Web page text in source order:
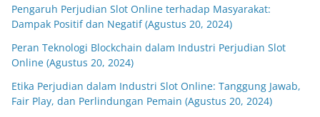
Pengaruh Perjudian Slot Online terhadap Masyarakat:
Dampak Positif dan Negatif (Agustus 20, 2024)
Peran Teknologi Blockchain dalam Industri Perjudian Slot
Online (Agustus 20, 2024)
Etika Perjudian dalam Industri Slot Online: Tanggung Jawab,
Fair Play, dan Perlindungan Pemain (Agustus 20, 2024)